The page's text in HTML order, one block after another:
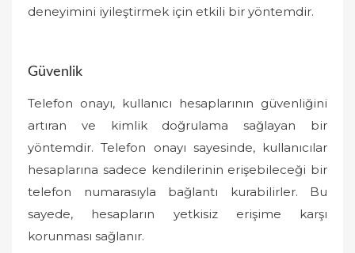
deneyimini iyileştirmek için etkili bir yöntemdir.
Güvenlik
Telefon onayı, kullanıcı hesaplarının güvenliğini
artıran ve kimlik doğrulama sağlayan bir
yöntemdir. Telefon onayı sayesinde, kullanıcılar
hesaplarına sadece kendilerinin erişebileceği bir
telefon numarasıyla bağlantı kurabilirler. Bu
sayede, hesapların yetkisiz erişime karşı
korunması sağlanır.